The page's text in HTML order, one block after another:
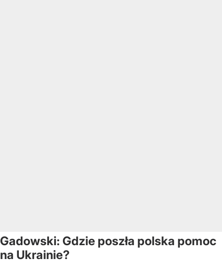
Gadowski: Gdzie poszła polska pomoc
na Ukrainie?